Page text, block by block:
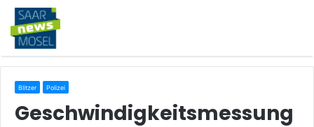
Blitzer Polizei
Geschwindigkeitsmessung